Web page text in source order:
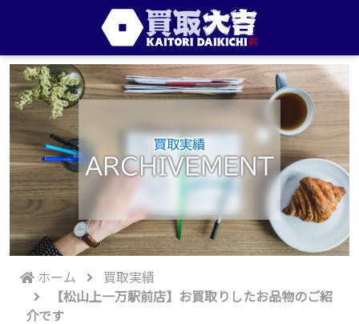
買取実績
ARCHIVEMENT
ホーム
買取実績
【松山上一万駅前店】お買取りしたお品物のご紹
介です